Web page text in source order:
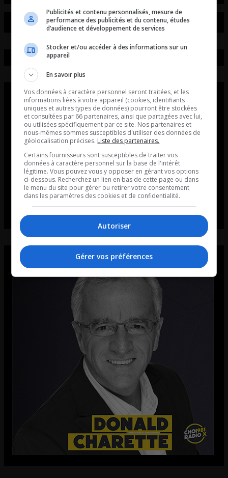
Publicités et contenu personnalisés, mesure de
performance des publicités et du contenu, études
d’audience et développement de services
Stocker et/ou accéder à des informations sur un
appareil
En savoir plus
Vos données à caractère personnel seront traitées, et les
informations liées à votre appareil (cookies, identifiants
uniques et autres types de données) pourront être stockées
et consultées par 66 partenaires, ainsi que partagées avec lui,
ou utilisées spécifiquement par ce site. Nos partenaires et
nous-mêmes sommes susceptibles d'utiliser des données de
géolocalisation précises. Liste des partenaires.
Certains fournisseurs sont susceptibles de traiter vos
données à caractère personnel sur la base de l'intérêt
légitime. Vous pouvez vous y opposer en gérant vos options
ci-dessous. Recherchez un lien en bas de cette page ou dans
le menu du site pour gérer ou retirer votre consentement
dans les paramètres des cookies et de confidentialité.
Autoriser
Gérer vos préférences